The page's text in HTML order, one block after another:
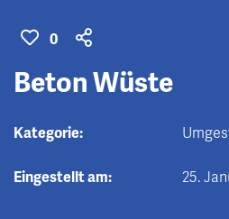
0
Beton Wüste
Kategorie:
Eingestellt am: 25.